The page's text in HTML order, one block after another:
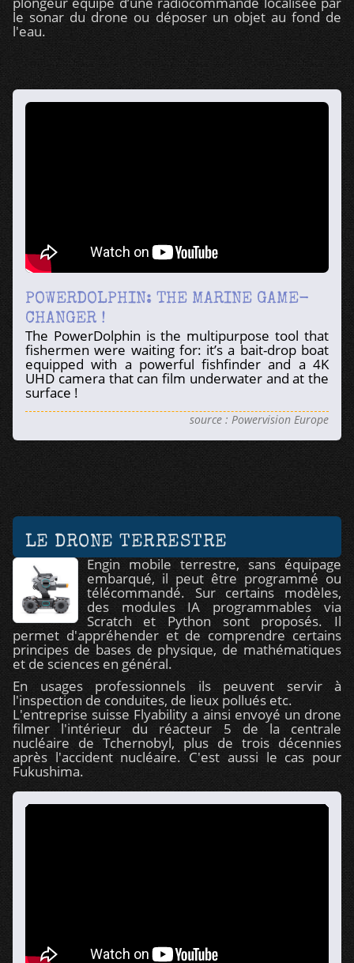
le sonar du drone ou déposer un objet au fond de
l'eau.
POWERDOLPHIN: THE MARINE GAME-
CHANGER !
The PowerDolphin is the multipurpose tool that
fishermen were waiting for: it’s a bait-drop boat
equipped with a powerful fishfinder and a 4K
UHD camera that can film underwater and at the
surface !
source : Powervision Europe
LE DRONE TERRESTRE
Engin mobile terrestre, sans équipage
embarqué, il peut être programmé ou
télécommandé. Sur certains modèles,
des modules IA programmables via
Scratch et Python sont proposés. Il
permet d'appréhender et de comprendre certains
principes de bases de physique, de mathématiques
et de sciences en général.
En usages professionnels ils peuvent servir à
l'inspection de conduites, de lieux pollués etc.
L'entreprise suisse Flyability a ainsi envoyé un drone
filmer l'intérieur du réacteur 5 de la centrale
nucléaire de Tchernobyl, plus de trois décennies
après l'accident nucléaire. C'est aussi le cas pour
Fukushima.